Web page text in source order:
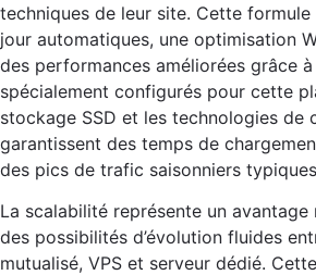
techniques de leur site. Cette formule
jour automatiques, une optimisation
des performances améliorées grâce
spécialement configurés pour cette
stockage SSD et les technologies de
garantissent des temps de
des pics de trafic saisonniers
La scalabilité représente un avantage
des possibilités d’évolution fluides
mutualisé, VPS et serveur dédié.